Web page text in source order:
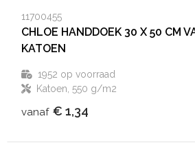
11700455
CHLOE HANDDOEK 30 X 50 CM
KATOEN
1952 op voorraad
Katoen, 550 g/m2
vanaf € 1,34